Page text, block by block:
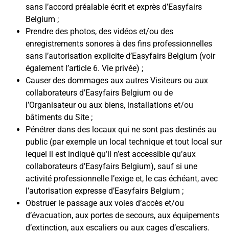
sans l’accord préalable écrit et exprès d’Easyfairs
Belgium ;
Prendre des photos, des vidéos et/ou des
enregistrements sonores à des fins professionnelles
sans l’autorisation explicite d’Easyfairs Belgium (voir
également l’article 6. Vie privée) ;
Causer des dommages aux autres Visiteurs ou aux
collaborateurs d’Easyfairs Belgium ou de
l’Organisateur ou aux biens, installations et/ou
bâtiments du Site ;
Pénétrer dans des locaux qui ne sont pas destinés au
public (par exemple un local technique et tout local sur
lequel il est indiqué qu’il n’est accessible qu’aux
collaborateurs d’Easyfairs Belgium), sauf si une
activité professionnelle l’exige et, le cas échéant, avec
l’autorisation expresse d’Easyfairs Belgium ;
Obstruer le passage aux voies d’accès et/ou
d’évacuation, aux portes de secours, aux équipements
d’extinction, aux escaliers ou aux cages d’escaliers.